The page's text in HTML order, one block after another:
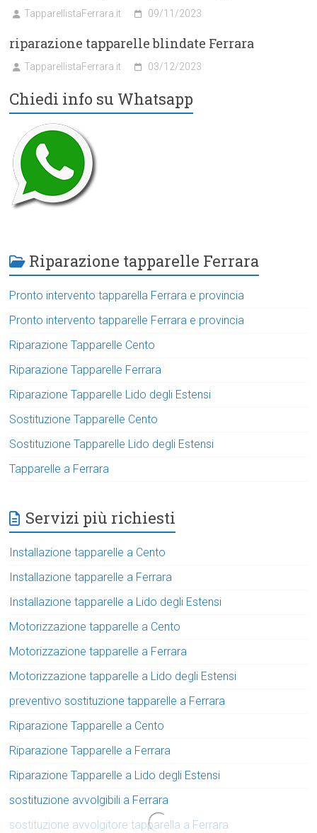
TapparellistaFerrara.it 09/11/2023
riparazione tapparelle blindate Ferrara
TapparellistaFerrara.it 03/12/2023
Chiedi info su Whatsapp
Riparazione tapparelle Ferrara
Pronto intervento tapparella Ferrara e provincia
Pronto intervento tapparelle Ferrara e provincia
Riparazione Tapparelle Cento
Riparazione Tapparelle Ferrara
Riparazione Tapparelle Lido degli Estensi
Sostituzione Tapparelle Cento
Sostituzione Tapparelle Lido degli Estensi
Tapparelle a Ferrara
Servizi più richiesti
Installazione tapparelle a Cento
Installazione tapparelle a Ferrara
Installazione tapparelle a Lido degli Estensi
Motorizzazione tapparelle a Cento
Motorizzazione tapparelle a Ferrara
Motorizzazione tapparelle a Lido degli Estensi
preventivo sostituzione tapparelle a Ferrara
Riparazione Tapparelle a Cento
Riparazione Tapparelle a Ferrara
Riparazione Tapparelle a Lido degli Estensi
sostituzione avvolgibili a Ferrara
sostituzione avvolgitore tapparella a Ferrara